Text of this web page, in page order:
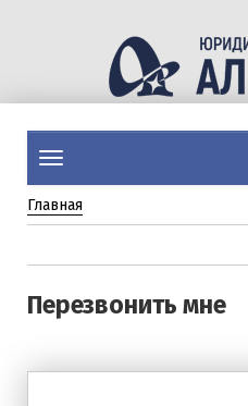
Toggle
navigation
Главная
Перезвонить мне